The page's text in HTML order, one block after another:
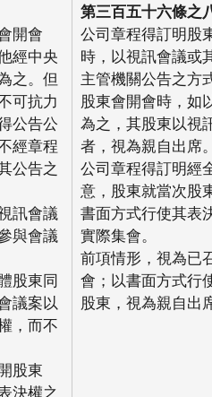
開會
經中央
之。但
可抗力
公告公
經章程
公告之
訊會議
與會議
股東同
議案以
，而不
股東
決權之
第三百五十六條之
公司章程得訂明股
時，以視訊會議或
主管機關公告之方
股東會開會時，如
為之，其股東以視
者，視為親自出席。
公司章程得訂明經
意，股東就當次股
書面方式行使其表
實際集會。
前項情形，視為已
會；以書面方式行
股東，視為親自出